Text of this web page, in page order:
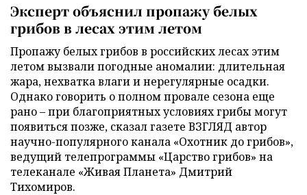
Эксперт объяснил пропажу белых
грибов в лесах этим летом
Пропажу белых грибов в российских лесах этим
летом вызвали погодные аномалии: длительная
жара, нехватка влаги и нерегулярные осадки.
Однако говорить о полном провале сезона еще
рано – при благоприятных условиях грибы могут
появиться позже, сказал газете ВЗГЛЯД автор
научно-популярного канала «Охотник до грибов»,
ведущий телепрограммы «Царство грибов» на
телеканале «Живая Планета» Дмитрий
Тихомиров.